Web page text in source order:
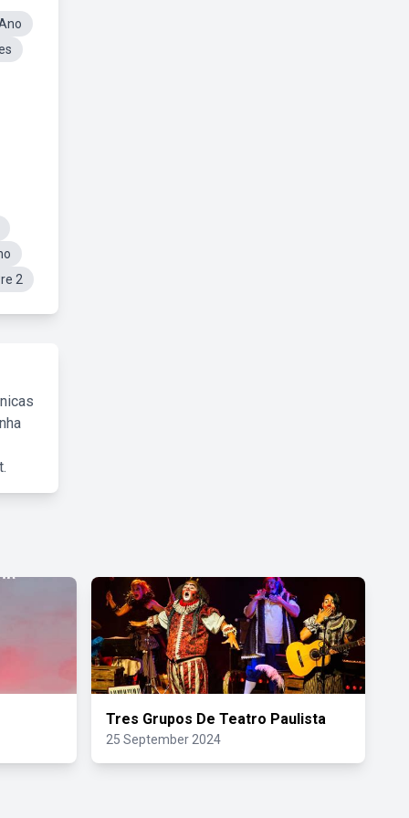
2
Tres Grupos De Teatro Paulista
25 September 2024